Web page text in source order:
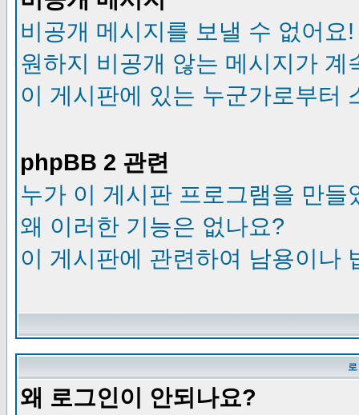
비공개 메시지를 보낼 수 없어요!
원하지 비공개 않는 메시지가 계
이 게시판에 있는 누군가로부터
phpBB 2 관련
누가 이 게시판 프로그램을 만들
왜 이러한 기능은 없나요?
이 게시판에 관련하여 남용이나
왜 로그인이 안되나요?